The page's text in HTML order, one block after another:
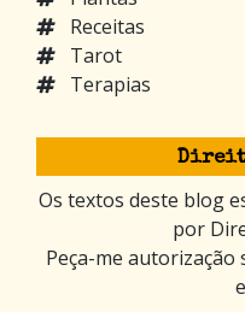
Receitas
Tarot
Terapias
Os textos deste blog
por
Peça-me